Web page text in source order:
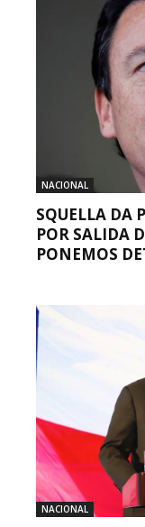
NACIONAL
SQUELLA DA
POR SALIDA
PONEMOS
NACIONAL